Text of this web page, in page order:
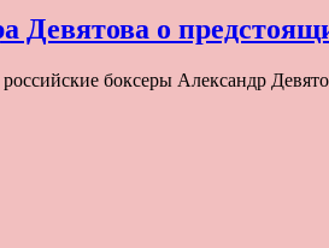
Девятова о
боксеры Александр